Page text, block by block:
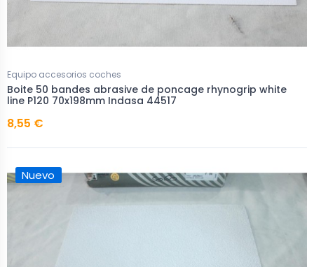
Equipo accesorios coches
Boite 50 bandes abrasive de poncage rhynogrip white
line P120 70x198mm Indasa 44517
8,55 €
Nuevo